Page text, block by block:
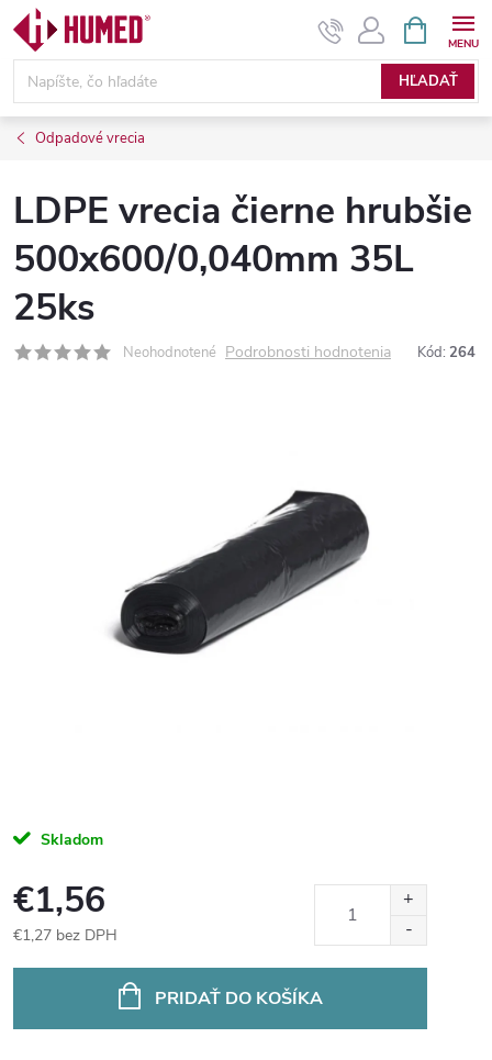
Prejsť
obsah
HĽADAŤ
KOŠÍK
Odpadové vrecia
LDPE vrecia čierne hrubšie
500x600/0,040mm 35L
25ks
Neohodnotené Podrobnosti hodnotenia Kód: 264
Skladom
€1,56
€1,27 bez DPH
PRIDAŤ DO KOŠÍKA